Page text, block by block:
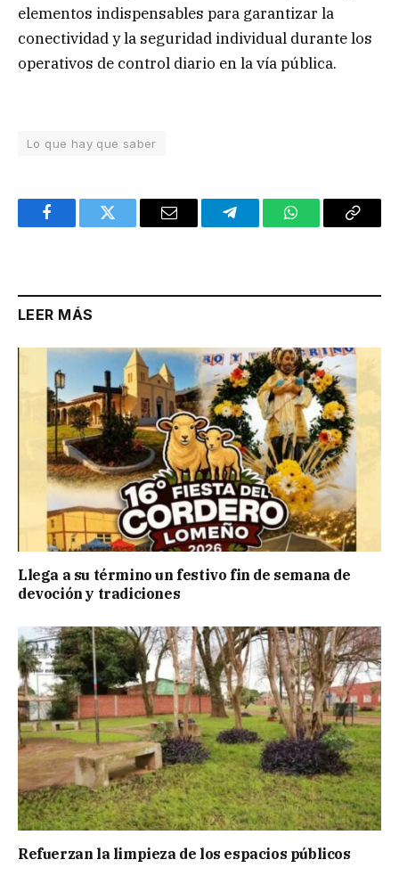
elementos indispensables para garantizar la
conectividad y la seguridad individual durante los
operativos de control diario en la vía pública.
Lo que hay que saber
FacebookTwitter Email TelegramWhatsAppCopy
LEER MÁS
Llega a su término un festivo fin de semana de
devoción y tradiciones
Refuerzan la limpieza de los espacios públicos